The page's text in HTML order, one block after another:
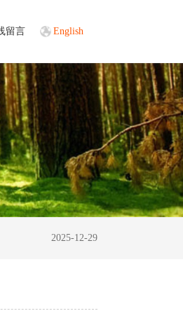
留言 English
2025-12-29